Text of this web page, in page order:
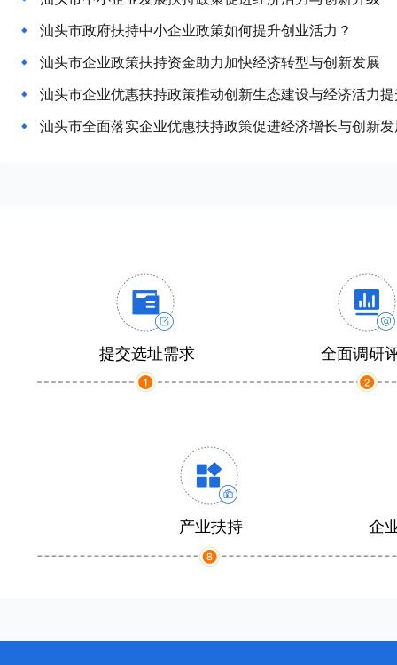
汕头市政府扶持中小企业政策如何提升创业活力？
汕头市企业政策扶持资金助力加快经济转型与创新发展
汕头市企业优惠扶持政策推动创新生态建设与经济活力
汕头市全面落实企业优惠扶持政策促进经济增长与创新
提交选址需求 全面调研
产业扶持 企